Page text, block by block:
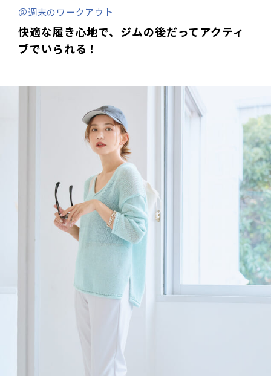
＠週末のワークアウト
快適な履き心地で、ジムの後だってアクティ
ブでいられる！